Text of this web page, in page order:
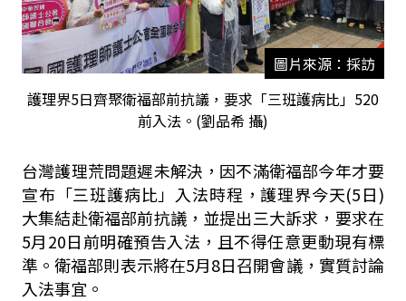
圖片來源：採訪
護理界5日齊聚衛福部前抗議，要求「三班護病比」520
前入法。(劉品希 攝)
台灣護理荒問題遲未解決，因不滿衛福部今年才要
宣布「三班護病比」入法時程，護理界今天(5日)
大集結赴衛福部前抗議，並提出三大訴求，要求在
5月20日前明確預告入法，且不得任意更動現有標
準。衛福部則表示將在5月8日召開會議，實質討論
入法事宜。